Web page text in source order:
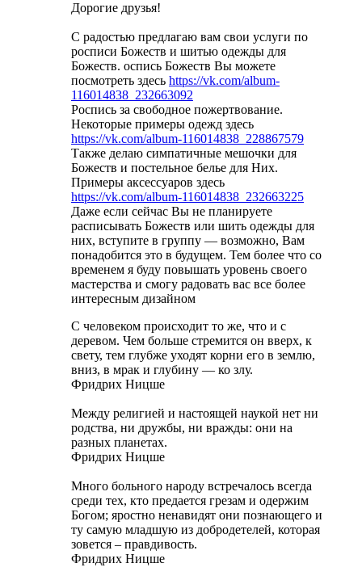
Дорогие друзья!
С радостью предлагаю вам свои услуги по
росписи Божеств и шитью одежды для
Божеств. оспись Божеств Вы можете
посмотреть здесь https://vk.com/album-
116014838_232663092
Роспись за свободное пожертвование.
Некоторые примеры одежд здесь
https://vk.com/album-116014838_228867579
Также делаю симпатичные мешочки для
Божеств и постельное белье для Них.
Примеры аксессуаров здесь
https://vk.com/album-116014838_232663225
Даже если сейчас Вы не планируете
расписывать Божеств или шить одежды для
них, вступите в группу — возможно, Вам
понадобится это в будущем. Тем более что со
временем я буду повышать уровень своего
мастерства и смогу радовать вас все более
интересным дизайном
С человеком происходит то же, что и с
деревом. Чем больше стремится он вверх, к
свету, тем глубже уходят корни его в землю,
вниз, в мрак и глубину — ко злу.
Фридрих Ницше
Между религией и настоящей наукой нет ни
родства, ни дружбы, ни вражды: они на
разных планетах.
Фридрих Ницше
Много больного народу встречалось всегда
среди тех, кто предается грезам и одержим
Богом; яростно ненавидят они познающего и
ту самую младшую из добродетелей, которая
зовется – правдивость.
Фридрих Ницше